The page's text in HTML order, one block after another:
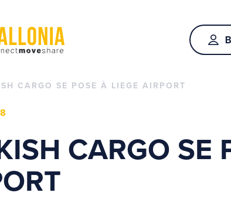
CARGO SE POSE À LIEGE AIRPORT
CARGO SE